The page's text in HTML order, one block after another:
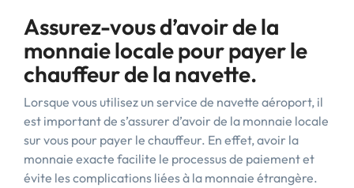
Assurez-vous d’avoir de la
monnaie locale pour payer le
chauffeur de la navette.
Lorsque vous utilisez un service de navette aéroport, il
est important de s’assurer d’avoir de la monnaie locale
sur vous pour payer le chauffeur. En effet, avoir la
monnaie exacte facilite le processus de paiement et
évite les complications liées à la monnaie étrangère.